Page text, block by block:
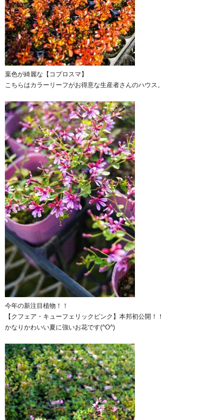
葉色が綺麗な【コプロスマ】
こちらはカラーリーフがお得意な生産者さんのハウス。
今年の新注目植物！！
【クフェア・キューフェリックピンク】本邦初公開！！
かなりかわいい夏に強いお花です(^O^)